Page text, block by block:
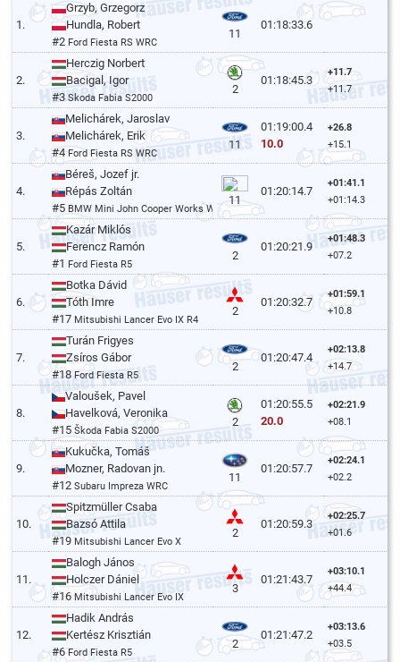
1.
Grzyb, Grzegorz
Hundla, Robert
#2 Ford Fiesta RS WRC
11
01:18:33.6
2.
Herczig Norbert
Bacigal, Igor
#3Skoda Fabia S2000
2
01:18:45.3
+11.7
+11.7
3.
Melichárek, Jaroslav
Melichárek, Erik
#4Ford Fiesta RS WRC
11
01:19:00.4
10.0
+26.8
+15.1
4.
Béreš, Jozef jr.
Répás Zoltán
#5 BMW Mini John Cooper Works WRC
11
01:20:14.7
+01:41.1
+01:14.3
5.
Kazár Miklós
Ferencz Ramón
#1 Ford Fiesta R5
2
01:20:21.9
+01:48.3
+07.2
6.
Botka Dávid
Tóth Imre
#17 Mitsubishi Lancer Evo IX R4
2
01:20:32.7
+01:59.1
+10.8
7.
Turán Frigyes
Zsíros Gábor
#18Ford Fiesta R5
2
01:20:47.4
+02:13.8
+14.7
8.
Valoušek, Pavel
Havelková, Veronika
#15Škoda Fabia S2000
2
01:20:55.5
20.0
+02:21.9
+08.1
9.
Kukučka, Tomáš
Mozner, Radovan jn.
#12Subaru Impreza WRC
11
01:20:57.7
+02:24.1
+02.2
10.
Spitzmüller Csaba
Bazsó Attila
#19 Mitsubishi Lancer Evo X
2
01:20:59.3
+02:25.7
+01.6
11.
Balogh János
Holczer Dániel
#16Mitsubishi Lancer Evo IX
3
01:21:43.7
+03:10.1
+44.4
12.
Hadik András
Kertész Krisztián
#6Ford Fiesta R5
2
01:21:47.2
+03:13.6
+03.5